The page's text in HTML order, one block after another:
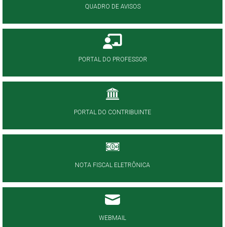
QUADRO DE AVISOS
PORTAL DO PROFESSOR
PORTAL DO CONTRIBUINTE
NOTA FISCAL ELETRÔNICA
WEBMAIL